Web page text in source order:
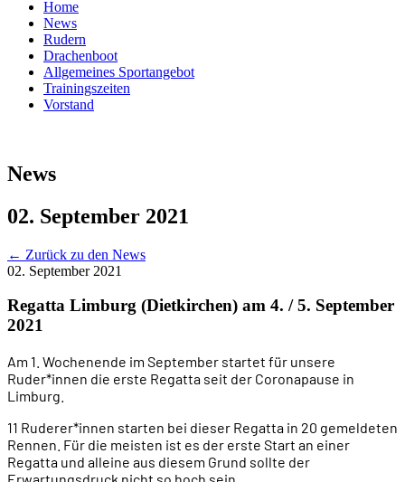
Home
News
Rudern
Drachenboot
Allgemeines Sportangebot
Trainingszeiten
Vorstand
News
02. September 2021
← Zurück zu den News
02. September 2021
Regatta Limburg (Dietkirchen) am 4. / 5. September
2021
Am 1. Wochenende im September startet für unsere
Ruder*innen die erste Regatta seit der Coronapause in
Limburg.
11 Ruderer*innen starten bei dieser Regatta in 20 gemeldeten
Rennen. Für die meisten ist es der erste Start an einer
Regatta und alleine aus diesem Grund sollte der